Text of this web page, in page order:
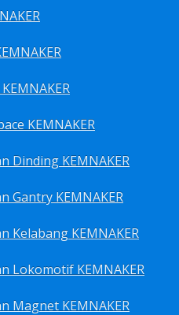
KEMNAKER
Dinding KEMNAKER
Gantry KEMNAKER
Kelabang KEMNAKER
Lokomotif KEMNAKER
Magnet KEMNAKER